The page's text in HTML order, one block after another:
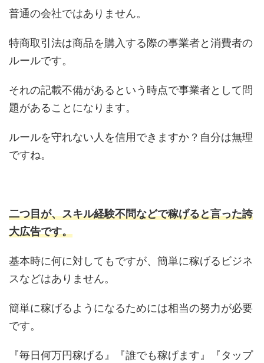
普通の会社ではありません。
特商取引法は商品を購入する際の事業者と消費者の
ルールです。
それの記載不備があるという時点で事業者として問
題があることになります。
ルールを守れない人を信用できますか？自分は無理
ですね。
二つ目が、スキル経験不問などで稼げると言った誇
大広告です。
基本時に何に対してもですが、簡単に稼げるビジネ
スなどはありません。
簡単に稼げるようになるためには相当の努力が必要
です。
『毎日何万円稼げる』『誰でも稼げます』『タップ